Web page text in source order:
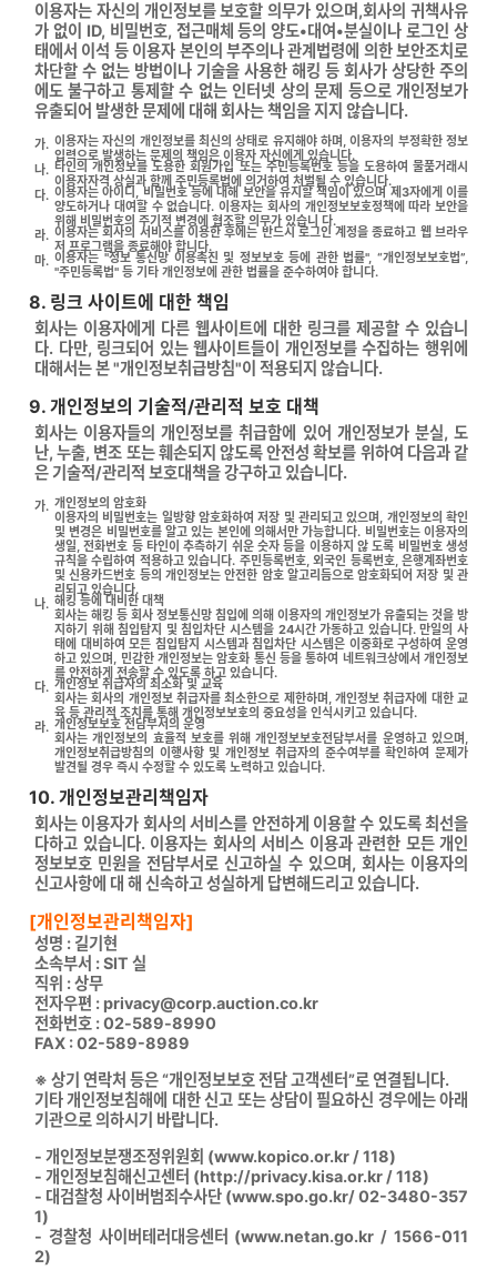
이용자는 자신의 개인정보를 보호할 의무가 있으며,회사의 귀책사유
가 없이 ID, 비밀번호, 접근매체 등의 양도•대여•분실이나 로그인 상
태에서 이석 등 이용자 본인의 부주의나 관계법령에 의한 보안조치로
차단할 수 없는 방법이나 기술을 사용한 해킹 등 회사가 상당한 주의
에도 불구하고 통제할 수 없는 인터넷 상의 문제 등으로 개인정보가
유출되어 발생한 문제에 대해 회사는 책임을 지지 않습니다.
가. 이용자는 자신의 개인정보를 최신의 상태로 유지해야 하며, 이용자의 부정확한 정보
입력으로 발생하는 문제의 책임은 이용자 자신에게 있습니다.
나. 타인의 개인정보를 도용한 회원가입 또는 주민등록번호 등을 도용하여 물품거래시
이용자자격 상실과 함께 주민등록법에 의거하여 처벌될 수 있습니다.
다. 이용자는 아이디, 비밀번호 등에 대해 보안을 유지할 책임이 있으며 제3자에게 이를
양도하거나 대여할 수 없습니다. 이용자는 회사의 개인정보보호정책에 따라 보안을
위해 비밀번호의 주기적 변경에 협조할 의무가 있습니 다.
라. 이용자는 회사의 서비스를 이용한 후에는 반드시 로그인 계정을 종료하고 웹 브라우
저 프로그램을 종료해야 합니다.
마. 이용자는 "정보 통신망 이용촉진 및 정보보호 등에 관한 법률", “개인정보보호법”,
"주민등록법" 등 기타 개인정보에 관한 법률을 준수하여야 합니다.
8. 링크 사이트에 대한 책임
회사는 이용자에게 다른 웹사이트에 대한 링크를 제공할 수 있습니
다. 다만, 링크되어 있는 웹사이트들이 개인정보를 수집하는 행위에
대해서는 본 "개인정보취급방침"이 적용되지 않습니다.
9. 개인정보의 기술적/관리적 보호 대책
회사는 이용자들의 개인정보를 취급함에 있어 개인정보가 분실, 도
난, 누출, 변조 또는 훼손되지 않도록 안전성 확보를 위하여 다음과 같
은 기술적/관리적 보호대책을 강구하고 있습니다.
가. 개인정보의 암호화
이용자의 비밀번호는 일방향 암호화하여 저장 및 관리되고 있으며, 개인정보의 확인
및 변경은 비밀번호를 알고 있는 본인에 의해서만 가능합니다. 비밀번호는 이용자의
생일, 전화번호 등 타인이 추측하기 쉬운 숫자 등을 이용하지 않 도록 비밀번호 생성
규칙을 수립하여 적용하고 있습니다. 주민등록번호, 외국인 등록번호, 은행계좌번호
및 신용카드번호 등의 개인정보는 안전한 암호 알고리듬으로 암호화되어 저장 및 관
리되고 있습니다.
나. 해킹 등에 대비한 대책
회사는 해킹 등 회사 정보통신망 침입에 의해 이용자의 개인정보가 유출되는 것을 방
지하기 위해 침입탐지 및 침입차단 시스템을 24시간 가동하고 있습니다. 만일의 사
태에 대비하여 모든 침입탐지 시스템과 침입차단 시스템은 이중화로 구성하여 운영
하고 있으며, 민감한 개인정보는 암호화 통신 등을 통하여 네트워크상에서 개인정보
를 안전하게 전송할 수 있도록 하고 있습니다.
다. 개인정보 취급자의 최소화 및 교육
회사는 회사의 개인정보 취급자를 최소한으로 제한하며, 개인정보 취급자에 대한 교
육 등 관리적 조치를 통해 개인정보보호의 중요성을 인식시키고 있습니다.
라. 개인정보보호 전담부서의 운영
회사는 개인정보의 효율적 보호를 위해 개인정보보호전담부서를 운영하고 있으며,
개인정보취급방침의 이행사항 및 개인정보 취급자의 준수여부를 확인하여 문제가
발견될 경우 즉시 수정할 수 있도록 노력하고 있습니다.
10. 개인정보관리책임자
회사는 이용자가 회사의 서비스를 안전하게 이용할 수 있도록 최선을
다하고 있습니다. 이용자는 회사의 서비스 이용과 관련한 모든 개인
정보보호 민원을 전담부서로 신고하실 수 있으며, 회사는 이용자의
신고사항에 대 해 신속하고 성실하게 답변해드리고 있습니다.
[개인정보관리책임자]
성명 : 길기현
소속부서 : SIT 실
직위 : 상무
전자우편 : privacy@corp.auction.co.kr
전화번호 : 02-589-8990
FAX : 02-589-8989
※ 상기 연락처 등은 “개인정보보호 전담 고객센터”로 연결됩니다.
기타 개인정보침해에 대한 신고 또는 상담이 필요하신 경우에는 아래
기관으로 의하시기 바랍니다.
- 개인정보분쟁조정위원회 (www.kopico.or.kr / 118)
- 개인정보침해신고센터 (http://privacy.kisa.or.kr / 118)
- 대검찰청 사이버범죄수사단 (www.spo.go.kr/ 02-3480-357
1)
- 경찰청 사이버테러대응센터 (www.netan.go.kr / 1566-011
2)